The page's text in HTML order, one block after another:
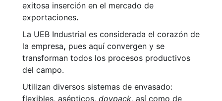
exitosa inserción en el mercado de
exportaciones.
La UEB Industrial es considerada el corazón de
la empresa, pues aquí convergen y se
transforman todos los procesos productivos
del campo.
Utilizan diversos sistemas de envasado:
flexibles, asépticos, doypack, así como de